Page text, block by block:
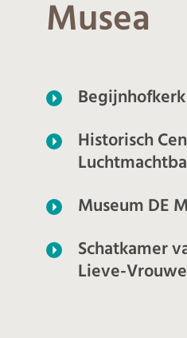
Musea
Thema's
Begijnhofkerk
Historisch
Museum DE
Schatkamer
Lieve-